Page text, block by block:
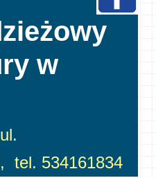
w
tel. 534161834